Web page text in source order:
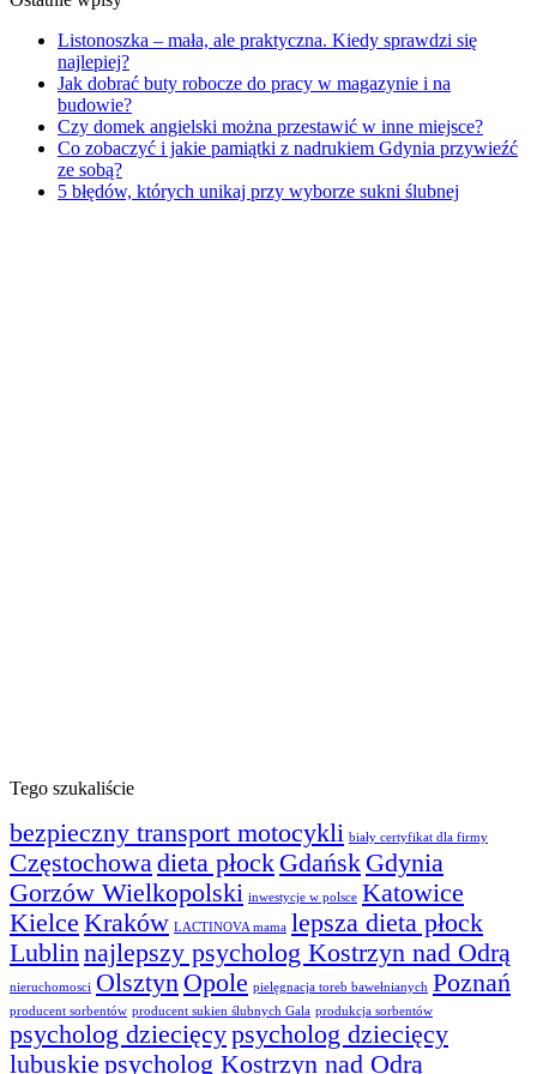
Listonoszka – mała, ale praktyczna. Kiedy sprawdzi się
najlepiej?
Jak dobrać buty robocze do pracy w magazynie i na
budowie?
Czy domek angielski można przestawić w inne miejsce?
Co zobaczyć i jakie pamiątki z nadrukiem Gdynia przywieźć
ze sobą?
5 błędów, których unikaj przy wyborze sukni ślubnej
Tego szukaliście
bezpieczny transport motocykli biały certyfikat dla firmy
Częstochowa dieta płock Gdańsk Gdynia
Gorzów Wielkopolski inwestycje w polsce Katowice
Kielce Kraków LACTINOVA mama lepsza dieta płock
Lublin najlepszy psycholog Kostrzyn nad Odrą
nieruchomosci Olsztyn Opole pielęgnacja toreb bawełnianych Poznań
producent sorbentów producent sukien ślubnych Gala produkcja sorbentów
psycholog dziecięcypsycholog dziecięcy
lubuskie psycholog Kostrzyn nad Odrą